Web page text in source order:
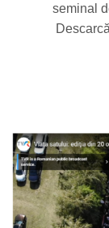
seminal